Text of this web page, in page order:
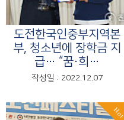
도전한국인중부지역본
부, 청소년에 장학금 지
급… “꿈·희…
작성일 : 2022.12.07
Hot